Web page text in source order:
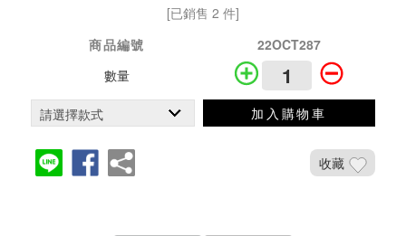
[已銷售 2 件]
商品編號
22OCT287
數量
加入購物車
收藏